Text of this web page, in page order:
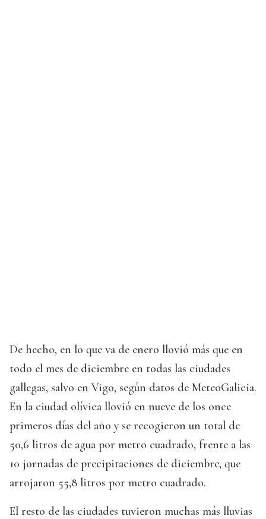
De hecho, en lo que va de enero llovió más que en
todo el mes de diciembre en todas las ciudades
gallegas, salvo en Vigo, según datos de MeteoGalicia.
En la ciudad olívica llovió en nueve de los once
primeros días del año y se recogieron un total de
50,6 litros de agua por metro cuadrado, frente a las
10 jornadas de precipitaciones de diciembre, que
arrojaron 55,8 litros por metro cuadrado.
El resto de las ciudades tuvieron muchas más lluvias